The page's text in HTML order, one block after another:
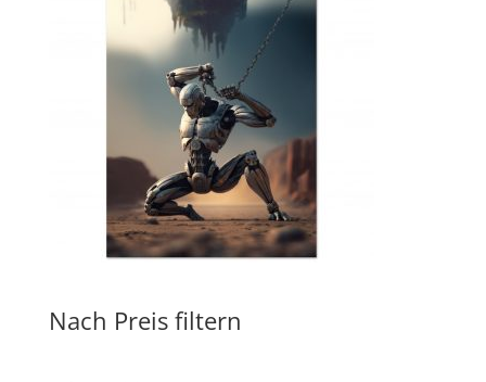
Nach Preis filtern